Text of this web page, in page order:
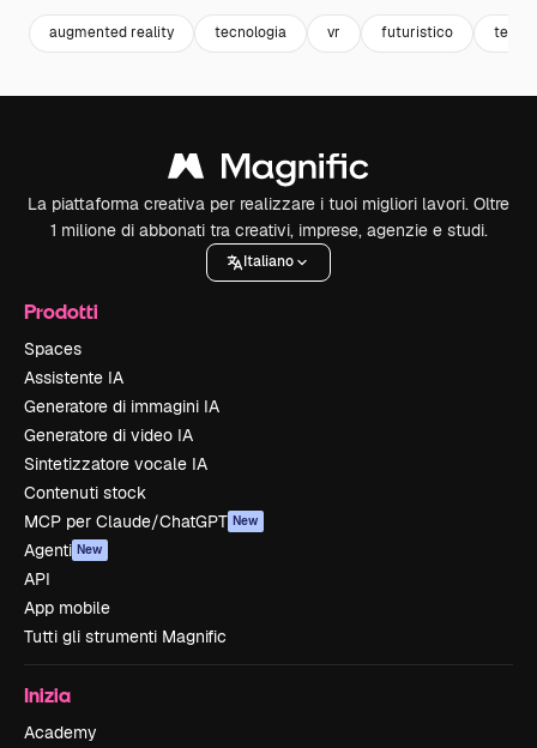
augmented reality tecnologia vr futuristico tech
La piattaforma creativa per realizzare i tuoi migliori lavori. Oltre
1 milione di abbonati tra creativi, imprese, agenzie e studi.
Italiano
Prodotti
Spaces
Assistente IA
Generatore di immagini IA
Generatore di video IA
Sintetizzatore vocale IA
Contenuti stock
MCP per Claude/ChatGPT New
Agenti New
API
App mobile
Tutti gli strumenti Magnific
Inizia
Academy